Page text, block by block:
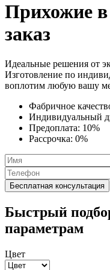
Прихожие
заказ
Идеальные решения от
Изготовление по
воплотим любую вашу
Фабричное
Индивидуальный
Предоплата: 10%
Рассрочка: 0%
Быстрый
параметрам
Цвет